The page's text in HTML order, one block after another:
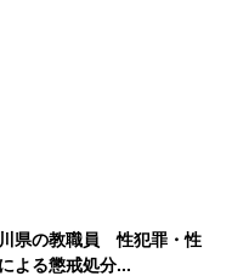
県の教職員 性犯罪・性
よる懲戒処分...